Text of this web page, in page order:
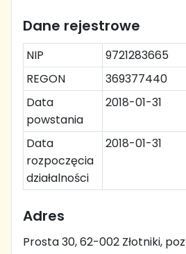
Dane rejestrowe
NIP
9721283665
REGON
369377440
Data
powstania
2018-01-31
Data
rozpoczęcia
działalności
2018-01-31
Adres
Prosta 30, 62-002 Złotniki,